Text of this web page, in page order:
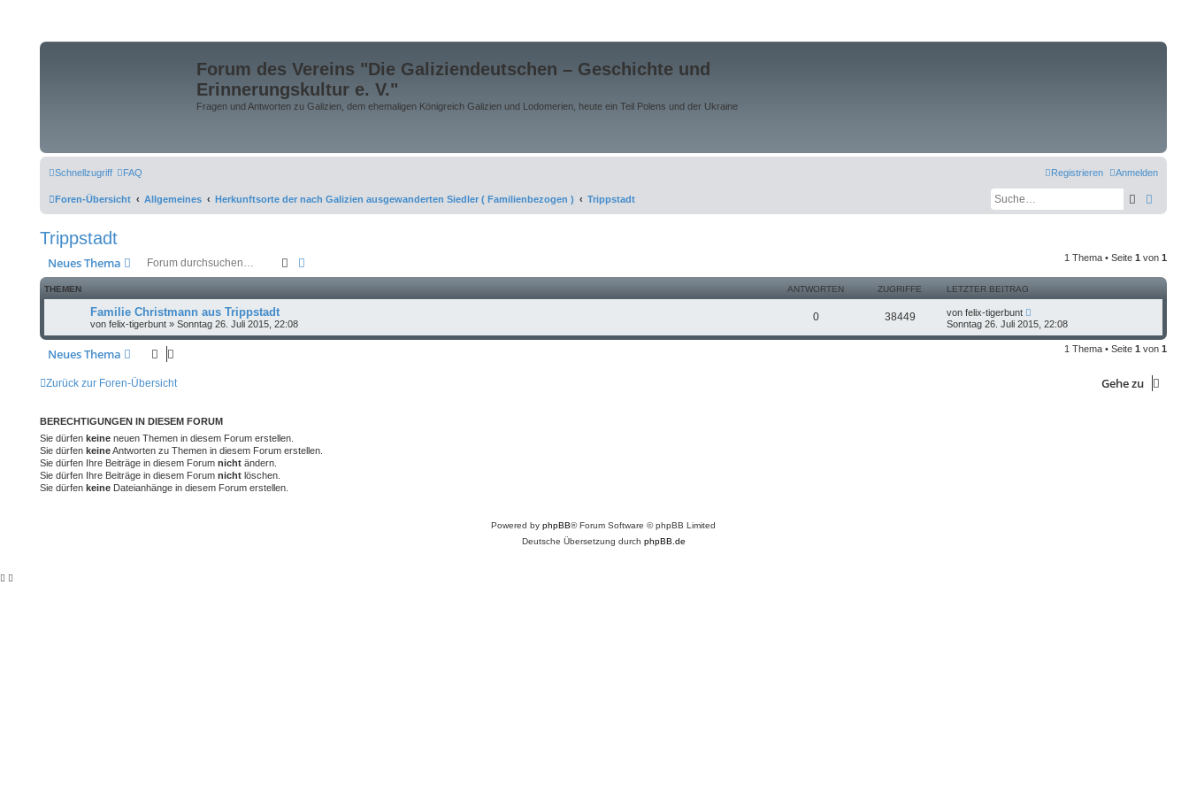
Forum des Vereins "Die Galiziendeutschen – Geschichte und
Erinnerungskultur e. V."
Fragen und Antworten zu Galizien, dem ehemaligen Königreich Galizien und Lodomerien, heute ein Teil Polens und der Ukraine
Schnellzugriff FAQ Anmelden
Registrieren
Foren-Übersicht Allgemeines Herkunftsorte der nach Galizien ausgewanderten Siedler ( Familienbezogen ) Trippstadt Suche
Trippstadt
Neues Thema Suche 1 Thema • Seite 1 von 1
THEMEN ANTWORTEN ZUGRIFFE LETZTER BEITRAG
Familie Christmann aus Trippstadt
von felix-tigerbunt » Sonntag 26. Juli 2015, 22:08
0 38449 von felix-tigerbunt
Sonntag 26. Juli 2015, 22:08
Neues Thema 1 Thema • Seite 1 von 1
Zurück zur Foren-Übersicht Gehe zu
BERECHTIGUNGEN IN DIESEM FORUM
Sie dürfen keine neuen Themen in diesem Forum erstellen.
Sie dürfen keineAntworten zu Themen in diesem Forum erstellen.
Sie dürfen Ihre Beiträge in diesem Forum nicht ändern.
Sie dürfen Ihre Beiträge in diesem Forum nicht löschen.
Sie dürfen keine Dateianhänge in diesem Forum erstellen.
Powered by phpBB® Forum Software © phpBB Limited
Deutsche Übersetzung durch phpBB.de